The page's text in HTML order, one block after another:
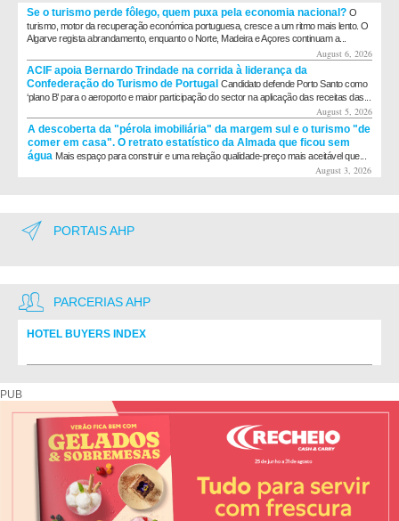
Se o turismo perde fôlego, quem puxa pela economia nacional? O
turismo, motor da recuperação económica portuguesa, cresce a um ritmo mais lento. O
Algarve regista abrandamento, enquanto o Norte, Madeira e Açores continuam a...
August 6, 2026
ACIF apoia Bernardo Trindade na corrida à liderança da
Confederação do Turismo de Portugal Candidato defende Porto Santo como
‘plano B’ para o aeroporto e maior participação do sector na aplicação das receitas das...
August 5, 2026
A descoberta da "pérola imobiliária" da margem sul e o turismo "de
comer em casa". O retrato estatístico da Almada que ficou sem
água Mais espaço para construir e uma relação qualidade-preço mais aceitável que...
August 3, 2026
PORTAIS AHP
PARCERIAS AHP
HOTEL BUYERS INDEX
PUB